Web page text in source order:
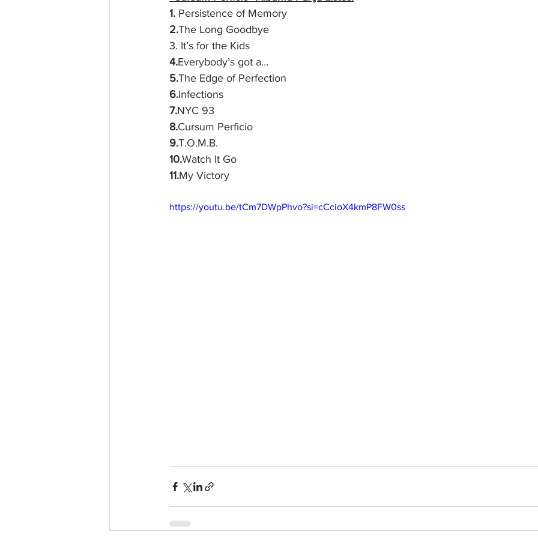
1. Persistence of Memory
2.The Long Goodbye
3. It’s for the Kids
4.Everybody’s got a…
5.The Edge of Perfection
6.Infections
7.NYC 93
8.Cursum Perficio
9.T.O.M.B.
10.Watch It Go
11.My Victory
https://youtu.be/tCm7DWpPhvo?si=cCcioX4kmP8FW0ss